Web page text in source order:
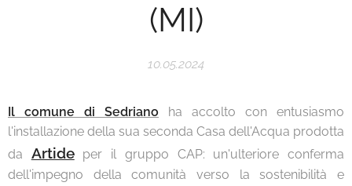
(MI)
10.05.2024
Il comune di Sedriano
ha accolto con entusiasmo
l'installazione della sua seconda Casa dell'Acqua prodotta
da Artideper il gruppo CAP: un'ulteriore conferma
dell'impegno della comunità verso la sostenibilità e